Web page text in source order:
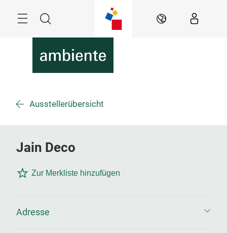
Suche DE
Ausstellerübersicht
Jain Deco
Zur Merkliste hinzufügen
Adresse